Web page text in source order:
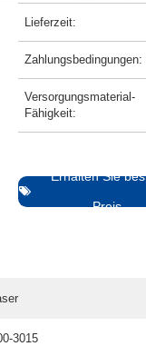
Lieferzeit:
Zahlungsbedingungen:
Versorgungsmaterial-
Fähigkeit:
Erhalten Sie
Preis
3015